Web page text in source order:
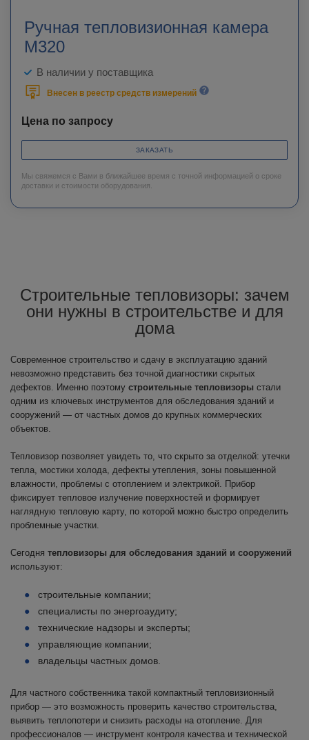
Ручная тепловизионная камера
M320
В наличии у поставщика
Внесен в реестр средств измерений
Цена по запросу
ЗАКАЗАТЬ
Мы свяжемся с Вами в ближайшее время с точной информацией о сроке
доставки и стоимости оборудования.
Строительные тепловизоры: зачем
они нужны в строительстве и для
дома
Современное строительство и сдачу в эксплуатацию зданий
невозможно представить без точной диагностики скрытых
дефектов. Именно поэтому строительные тепловизоры стали
одним из ключевых инструментов для обследования зданий и
сооружений — от частных домов до крупных коммерческих
объектов.
Тепловизор позволяет увидеть то, что скрыто за отделкой: утечки
тепла, мостики холода, дефекты утепления, зоны повышенной
влажности, проблемы с отоплением и электрикой. Прибор
фиксирует тепловое излучение поверхностей и формирует
наглядную тепловую карту, по которой можно быстро определить
проблемные участки.
Сегодня тепловизоры для обследования зданий и сооружений
используют:
строительные компании;
специалисты по энергоаудиту;
технические надзоры и эксперты;
управляющие компании;
владельцы частных домов.
Для частного собственника такой компактный тепловизионный
прибор — это возможность проверить качество строительства,
выявить теплопотери и снизить расходы на отопление. Для
профессионалов — инструмент контроля качества и технической